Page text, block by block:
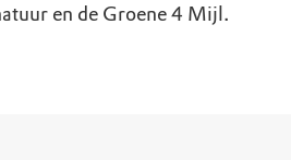
en de Groene 4 Mijl.